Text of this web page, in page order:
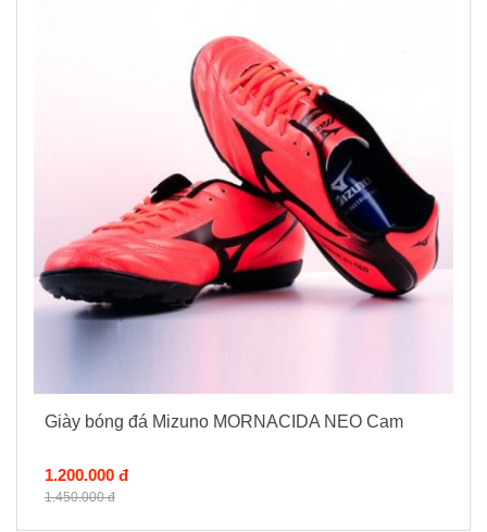
Giày bóng đá Mizuno MORNACIDA NEO Cam
1.200.000 đ
1.450.000 đ